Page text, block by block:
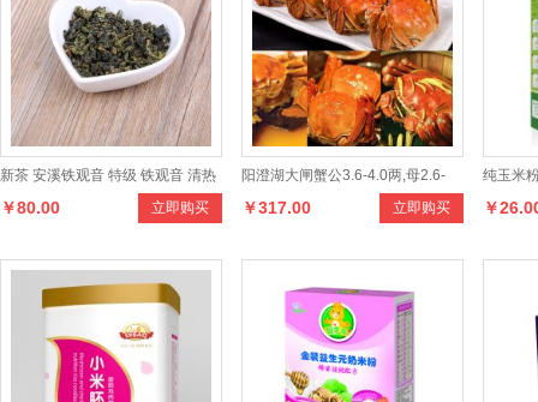
新茶 安溪铁观音 特级 铁观音 清热
去火 浓香型茶叶 立即购买
￥80.00
阳澄湖大闸蟹公3.6-4.0两,母2.6-
3.0两共8只 立即购买
￥317.00
纯玉米
￥